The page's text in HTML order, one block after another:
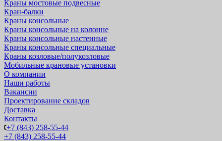
Краны мостовые подвесные
Кран-балки
Краны консольные
Краны консольные на колонне
Краны консольные настенные
Краны консольные специальные
Краны козловые/полукозловые
Мобильные крановые установки
О компании
Наши работы
Вакансии
Проектирование складов
Доставка
Контакты
+7 (843) 258-55-44
+7 (843) 258-55-44